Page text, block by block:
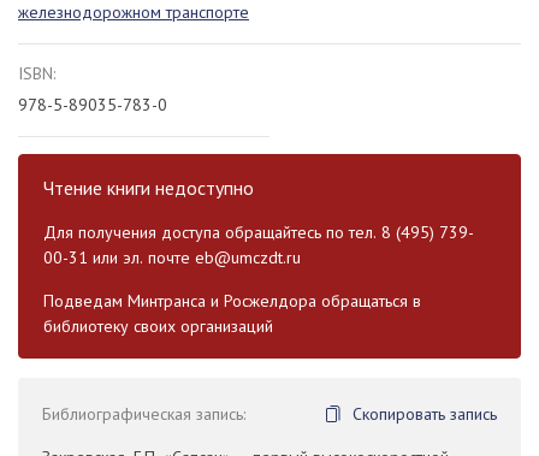
железнодорожном транспорте
ISBN:
978-5-89035-783-0
Чтение книги недоступно
Для получения доступа обращайтесь по тел. 8 (495) 739-
00-31 или эл. почте eb@umczdt.ru
Подведам Минтранса и Росжелдора обращаться в
библиотеку своих организаций
Библиографическая запись:
Скопировать запись